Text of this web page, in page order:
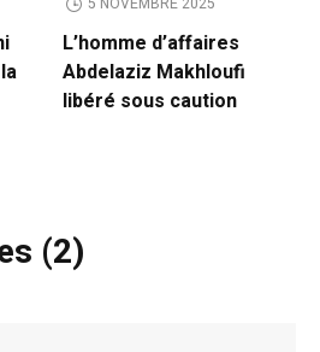
L’homme d’affaires
Abdelaziz Makhloufi
libéré sous caution
(2)